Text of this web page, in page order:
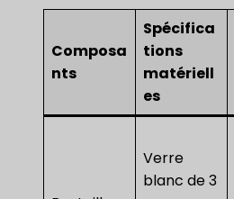
Composa
nts
Spécifica
tions
matériell
es
Verre
blanc de 3